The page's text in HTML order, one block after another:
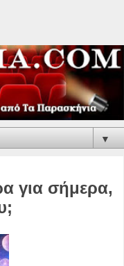
▼
για σήμερα,